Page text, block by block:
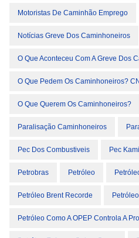
Motoristas De Caminhão Emprego
Notícias Greve Dos Caminhoneiros
O Que Aconteceu Com A Greve Dos
O Que Pedem Os Caminhoneiros?
O Que Querem Os Caminhoneiros?
Paralisação Caminhoneiros
Pec Dos Combustiveis Pec
Petrobras Petróleo
Petróleo Brent Recorde
Petróleo Como A OPEP Controla A